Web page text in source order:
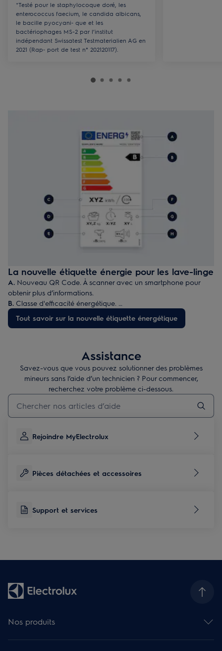
​*Testé pour le staphylocoque doré, les
enterococcus faecium, le candida albicans,
le bacille pyocyani‐ que et les
bactériophages MS-2 par l’institut
indépendant Swissatest Testmaterialien AG en
2021 (Rap‐ port de test n° 202120117).
La nouvelle étiquette énergie pour les lave-linge
A. Nouveau QR Code. À scanner avec un smartphone pour
obtenir plus d’informations.
B. Classe d'efficacité énergétique.
C.
Consommation en électricité pour 100 cycles de lavage
(programme Eco 40-60).
Durée du programme "Eco 40-60" en heures et en minutes.
Consommation d’eau pour un cycle "Eco 40-60".
Niveau sonore pendant l’essorage exprimé en dB (A) et
catégorie de niveau sonore.
Tout savoir sur la nouvelle étiquette énergétique
Assistance
Savez-vous que vous pouvez solutionner des problèmes
mineurs sans l’aide d’un technicien ? Pour commencer,
recherchez votre problème ci-dessous.
Taper pour rechercher des articles de conseils
Rejoindre MyElectrolux
Pièces détachées et accessoires
Support et services
Nos produits